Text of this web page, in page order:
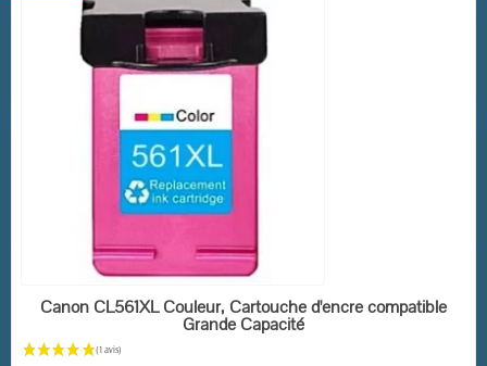
EN STOCK
Canon CL561XL Couleur, Cartouche d'encre compatible
Grande Capacité